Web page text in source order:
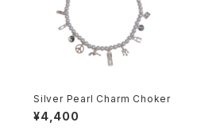
Silver Pearl Charm Choker
¥4,400